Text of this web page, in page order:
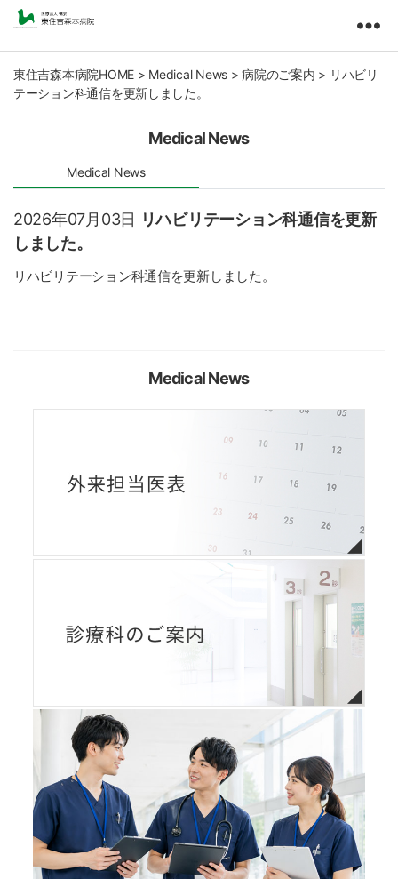
住
吉
森
療
法
人
橘
会
東住吉森本病院HOME > Medical News > 病院のご案内 > リハビリ
テーション科通信を更新しました。
Medical News
Medical News
Medical News
2026年07月03日 リハビリテーション科通信を更新
しました。
リハビリテーション科通信を更新しました。